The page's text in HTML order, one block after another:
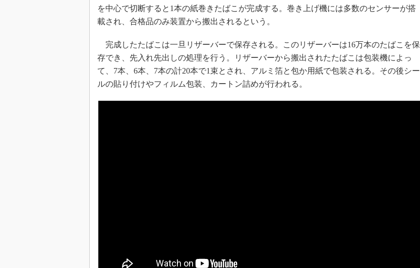
を中心で切断すると1本の紙巻きたばこが完成する。巻き上げ機には多数のセンサーが搭
載され、合格品のみ装置から搬出されるという。
完成したたばこは一旦リザーバーで保存される。このリザーバーは16万本のたばこを保
存でき、先入れ先出しの処理を行う。リザーバーから搬出されたたばこは包装機によっ
て、7本、6本、7本の計20本で1束とされ、アルミ箔と包か用紙で包装される。その後シー
ルの貼り付けやフィルム包装、カートン詰めが行われる。